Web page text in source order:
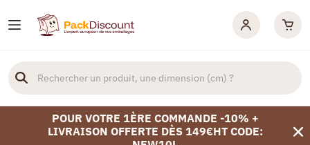
POUR VOTRE 1ÈRE COMMANDE -10% +
LIVRAISON OFFERTE DÈS 149€HT CODE: